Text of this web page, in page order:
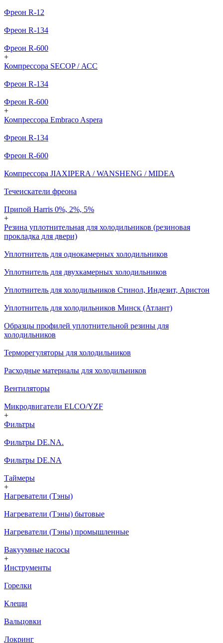
Фреон R-12
Фреон R-134
Фреон R-600
+
Компрессора SECOP / АСС
Фреон R-134
Фреон R-600
+
Компрессора Embraco Aspera
Фреон R-134
Фреон R-600
Компрессора JIAXIPERA / WANSHENG / MIDEA
Течеискатели фреона
Припой Harris 0%, 2%, 5%
+
Резина уплотнительная для холодильников (резиновая
прокладка для двери)
Уплотнитель для однокамерных холодильников
Уплотнитель для двухкамерных холодильников
Уплотнитель для холодильников Стинол, Индезит, Аристон
Уплотнитель для холодильников Минск (Атлант)
Образцы профилей уплотнительной резины для
холодильников
Терморегуляторы для холодильников
Расходные материалы для холодильников
Вентиляторы
Микродвигатели ELCO/YZF
+
Фильтры
Фильтры DE.NA.
Фильтры DE.NA
Таймеры
+
Нагреватели (Тэны)
Нагреватели (Тэны) бытовые
Нагреватели (Тэны) промышленные
Вакуумные насосы
+
Инструменты
Горелки
Клещи
Вальцовки
Локринг